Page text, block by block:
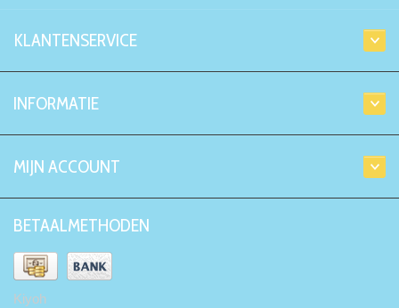
KLANTENSERVICE
INFORMATIE
MIJN ACCOUNT
BETAALMETHODEN
Kiyoh